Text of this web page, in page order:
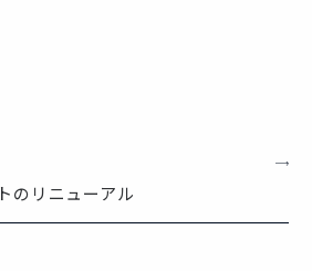
のリニューアル